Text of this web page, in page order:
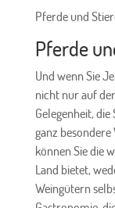
Pferde und
Pferde
Und wenn Sie
nicht nur auf
Gelegenheit,
ganz
können Sie die
Land bietet,
Weingütern